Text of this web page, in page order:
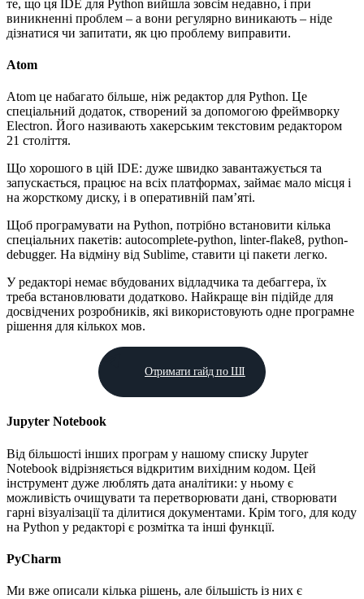
те, що ця IDE для Python вийшла зовсім недавно, і при
виникненні проблем – а вони регулярно виникають – ніде
дізнатися чи запитати, як цю проблему виправити.
Atom
Atom це набагато більше, ніж редактор для Python. Це
спеціальний додаток, створений за допомогою фреймворку
Electron. Його називають хакерським текстовим редактором
21 століття.
Що хорошого в цій IDE: дуже швидко завантажується та
запускається, працює на всіх платформах, займає мало місця і
на жорсткому диску, і в оперативній пам’яті.
Щоб програмувати на Python, потрібно встановити кілька
спеціальних пакетів: autocomplete-python, linter-flake8, python-
debugger. На відміну від Sublime, ставити ці пакети легко.
У редакторі немає вбудованих відладчика та дебаггера, їх
треба встановлювати додатково. Найкраще він підійде для
досвідчених розробників, які використовують одне програмне
рішення для кількох мов.
Отримати гайд по ШІ
Jupyter Notebook
Від більшості інших програм у нашому списку Jupyter
Notebook відрізняється відкритим вихідним кодом. Цей
інструмент дуже люблять дата аналітики: у ньому є
можливість очищувати та перетворювати дані, створювати
гарні візуалізації та ділитися документами. Крім того, для коду
на Python у редакторі є розмітка та інші функції.
PyСharm
Ми вже описали кілька рішень, але більшість із них є